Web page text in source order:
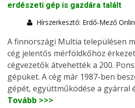
erdészeti gép is gazdára talált
Hírszerkesztő: Erdő-Mező
A finnországi Multia településen
cég jelentős mérföldkőhöz
cégvezetők átvehették a 200.
gépüket. A cég már 1987-ben
gépét, együttműködése a gyárral
Tovább >>>